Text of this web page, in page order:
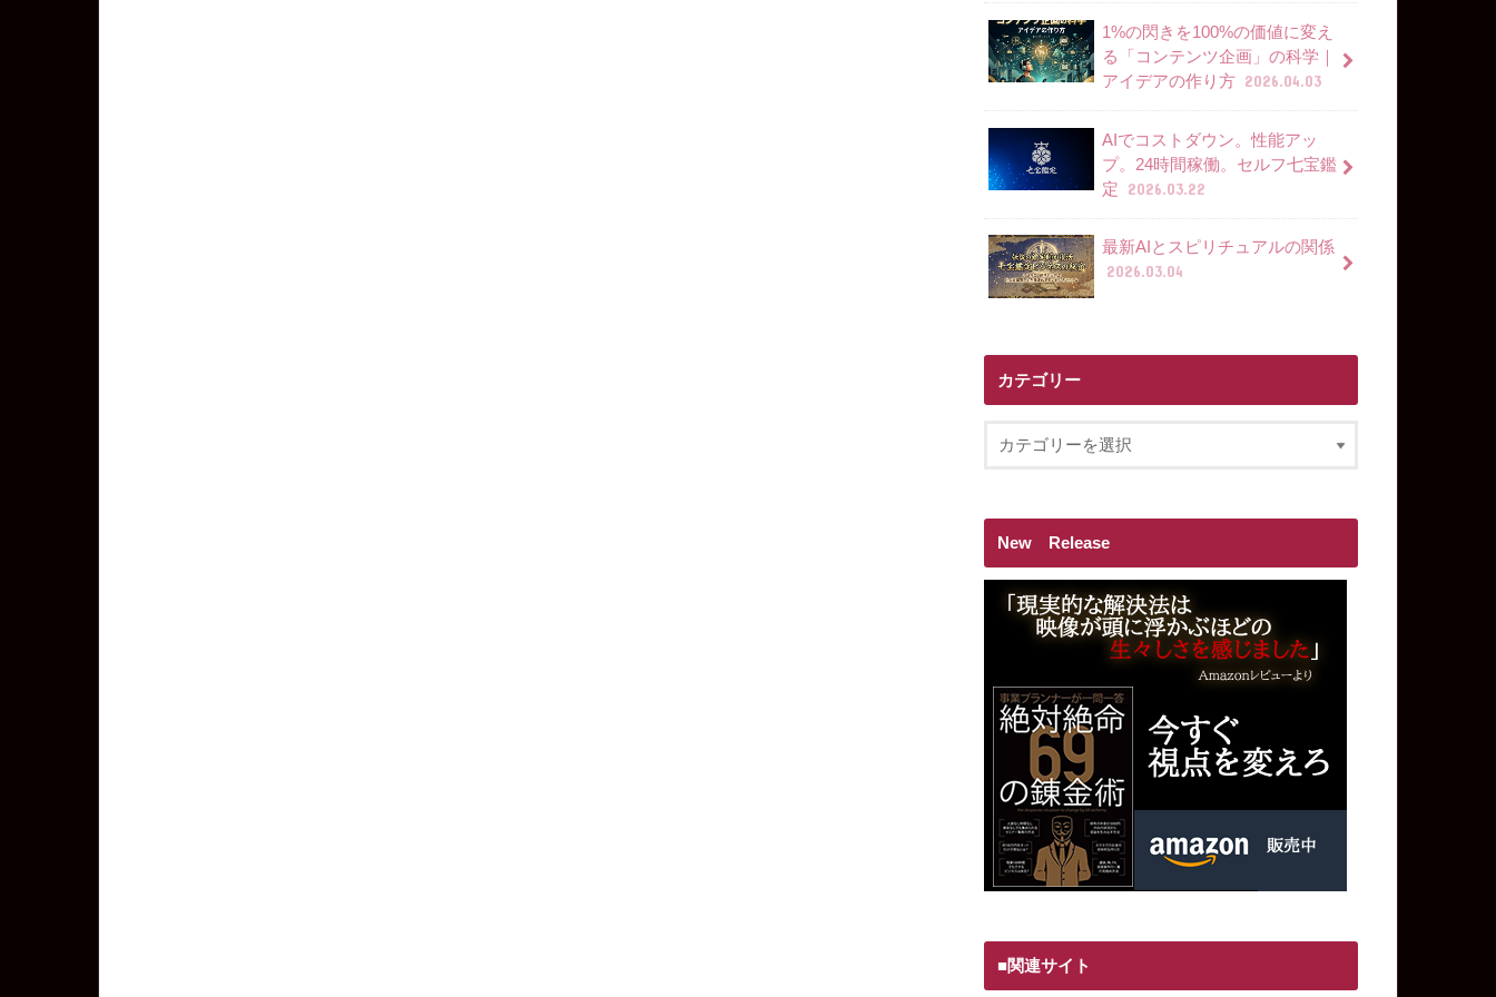
1%の閃きを100%の価値に変え
る「コンテンツ企画」の科学｜
アイデアの作り方 2026.04.03
AIでコストダウン。性能アッ
プ。24時間稼働。セルフ七宝鑑
定
2026.03.22
最新AIとスピリチュアルの関係
2026.03.04
カテゴリー
New Release
■関連サイト